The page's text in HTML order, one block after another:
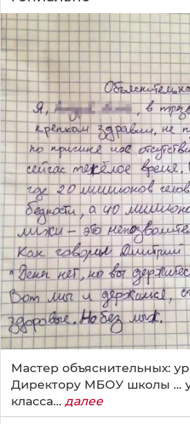
Мастер объяснительных:
Директору МБОУ школы ...
класса... далее